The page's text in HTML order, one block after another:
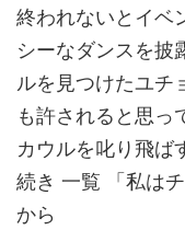
終われないとイベ
シーなダンスを披
ルを見つけたユチ
も許されると思っ
カウルを叱り飛ば
続き 一覧 「私は
から